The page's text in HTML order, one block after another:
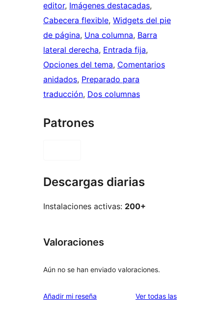
editor, Imágenes destacadas
Cabecera flexible, Widgets del pie
de página, Una columna, Barra
lateral derecha, Entrada fija
Opciones del tema, Comentarios
anidados, Preparado para
traducción, Dos columnas
Patrones
Descargas diarias
Instalaciones activas: 200+
Valoraciones
Aún no se han enviado valoraciones.
Añadir mi reseña Ver todas lasvaloraciones